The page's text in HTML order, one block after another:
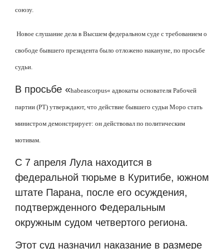
союзу.
Новое слушание дела в Высшем федеральном суде с требованием о
свободе бывшего президента было отложено накануне, по просьбе
судьи.
В просьбе «habeascorpus« адвокаты основателя Рабочей
партии (PT) утверждают, что действие бывшего судьи Моро стать
министром демонстрирует: он действовал по политическим
мотивам.
С 7 апреля Лула находится в
федеральной тюрьме в Куритибе, южном
штате Парана, после его осуждения,
подтвержденного Федеральным
окружным судом четвертого региона.
Этот суд назначил наказание в размере